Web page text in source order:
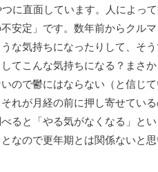
に直面しています。人によっ
安定」です。数年前からクル
な気持ちになったりして、そ
てこんな気持ちになる？まさ
ので鬱にはならない（と信じ
れが月経の前に押し寄せてい
ると「やる気がなくなる」と
なので更年期とは関係ないと思